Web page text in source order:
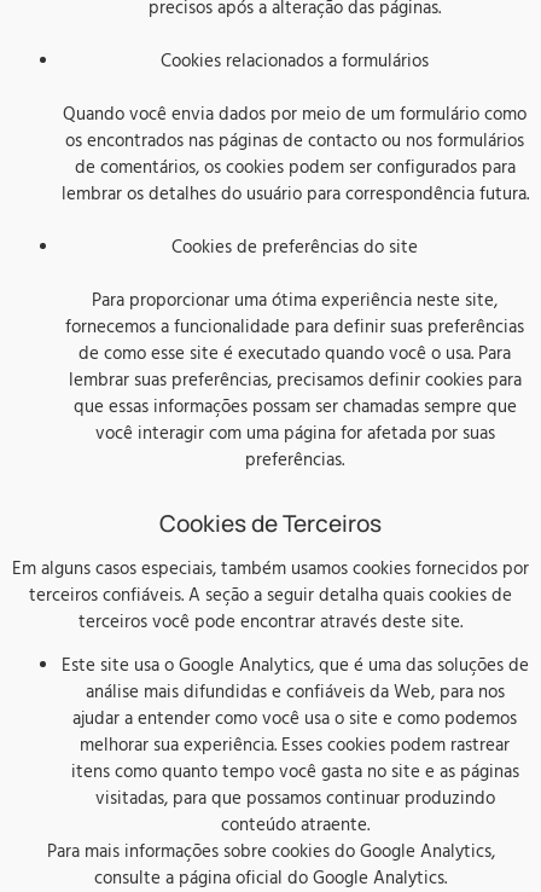
precisos após a alteração das páginas.
Cookies relacionados a formulários
Quando você envia dados por meio de um formulário como
os encontrados nas páginas de contacto ou nos formulários
de comentários, os cookies podem ser configurados para
lembrar os detalhes do usuário para correspondência futura.
Cookies de preferências do site
Para proporcionar uma ótima experiência neste site,
fornecemos a funcionalidade para definir suas preferências
de como esse site é executado quando você o usa. Para
lembrar suas preferências, precisamos definir cookies para
que essas informações possam ser chamadas sempre que
você interagir com uma página for afetada por suas
preferências.
Cookies de Terceiros
Em alguns casos especiais, também usamos cookies fornecidos por
terceiros confiáveis. A seção a seguir detalha quais cookies de
terceiros você pode encontrar através deste site.
Este site usa o Google Analytics, que é uma das soluções de
análise mais difundidas e confiáveis ​​da Web, para nos
ajudar a entender como você usa o site e como podemos
melhorar sua experiência. Esses cookies podem rastrear
itens como quanto tempo você gasta no site e as páginas
visitadas, para que possamos continuar produzindo
conteúdo atraente.
Para mais informações sobre cookies do Google Analytics,
consulte a página oficial do Google Analytics.